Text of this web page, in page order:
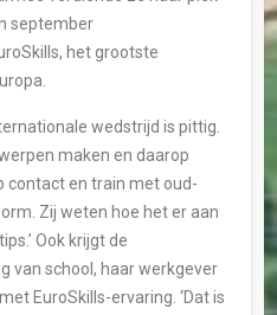
september
het grootste
wedstrijd is pittig.
maken en daarop
contact en train met oud-
Zij weten hoe het er aan
Ook krijgt de
van school, haar werkgever
EuroSkills-ervaring. ‘Dat is